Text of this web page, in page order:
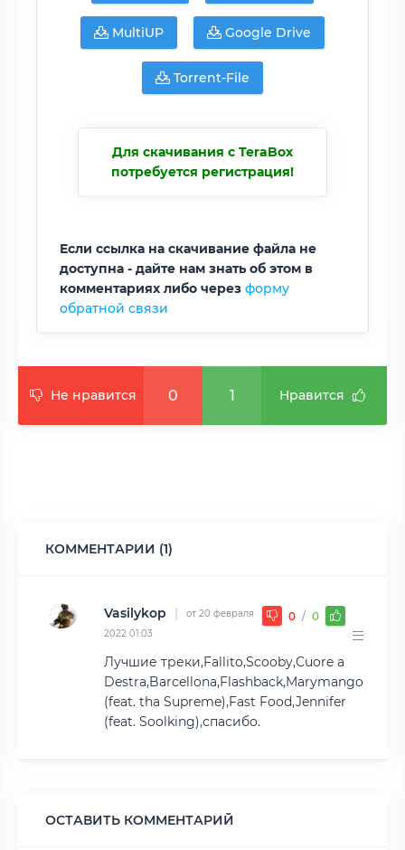
MultiUP Google Drive
Torrent-File
Для скачивания с TeraBox
потребуется регистрация!
Если ссылка на скачивание файла не
доступна - дайте нам знать об этом в
комментариях либо через форму
обратной связи
Не нравится 0 1 Нравится
КОММЕНТАРИИ (1)
Vasilykop |
от 20 февраля
2022 01:03
0 / 0
Лучшие треки,Fallito,Scooby,Cuore a
Destra,Barcellona,Flashback,Marymango
(feat. tha Supreme),Fast Food,Jennifer
(feat. Soolking),спасибо.
ОСТАВИТЬ КОММЕНТАРИЙ